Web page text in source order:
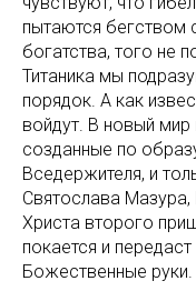
пытаются бегством
богатства, того не
Титаника мы
порядок. А как
войдут. В новый
созданные по
Вседержителя, и
Святослава
Христа второго
покается и
Божественные руки.